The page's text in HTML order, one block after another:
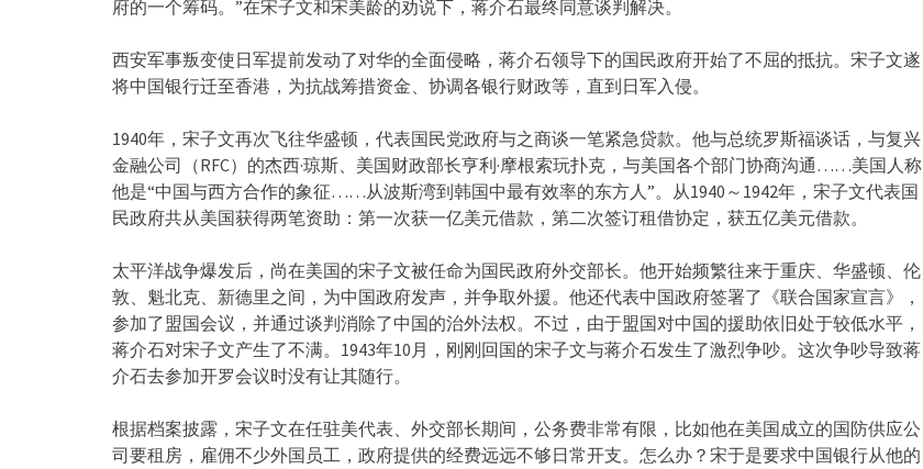
府的一个筹码。”在宋子文和宋美龄的劝说下，蒋介石最终同意谈判解决。
西安军事叛变使日军提前发动了对华的全面侵略，蒋介石领导下的国民政府开始了不屈的抵抗。宋子文遂
将中国银行迁至香港，为抗战筹措资金、协调各银行财政等，直到日军入侵。
1940年，宋子文再次飞往华盛顿，代表国民党政府与之商谈一笔紧急贷款。他与总统罗斯福谈话，与复兴
金融公司（RFC）的杰西·琼斯、美国财政部长亨利·摩根索玩扑克，与美国各个部门协商沟通……美国人称
他是“中国与西方合作的象征……从波斯湾到韩国中最有效率的东方人”。从1940～1942年，宋子文代表国
民政府共从美国获得两笔资助：第一次获一亿美元借款，第二次签订租借协定，获五亿美元借款。
太平洋战争爆发后，尚在美国的宋子文被任命为国民政府外交部长。他开始频繁往来于重庆、华盛顿、伦
敦、魁北克、新德里之间，为中国政府发声，并争取外援。他还代表中国政府签署了《联合国家宣言》，
参加了盟国会议，并通过谈判消除了中国的治外法权。不过，由于盟国对中国的援助依旧处于较低水平，
蒋介石对宋子文产生了不满。1943年10月，刚刚回国的宋子文与蒋介石发生了激烈争吵。这次争吵导致蒋
介石去参加开罗会议时没有让其随行。
根据档案披露，宋子文在任驻美代表、外交部长期间，公务费非常有限，比如他在美国成立的国防供应公
司要租房，雇佣不少外国员工，政府提供的经费远远不够日常开支。怎么办？宋于是要求中国银行从他的